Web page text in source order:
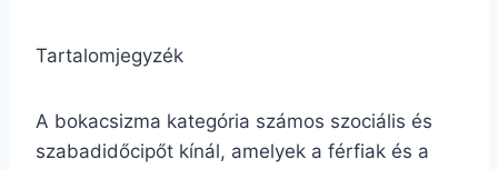
Tartalomjegyzék
A bokacsizma kategória számos szociális és
szabadidőcipőt kínál, amelyek a férfiak és a